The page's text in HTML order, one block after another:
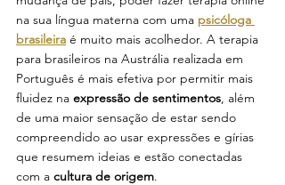
na sua língua materna com uma psicóloga
brasileira é muito mais acolhedor. A terapia
para brasileiros na Austrália realizada em
Português é mais efetiva por permitir mais
fluidez na expressão de sentimentos, além
de uma maior sensação de estar sendo
compreendido ao usar expressões e gírias
que resumem ideias e estão conectadas
com a cultura de origem.